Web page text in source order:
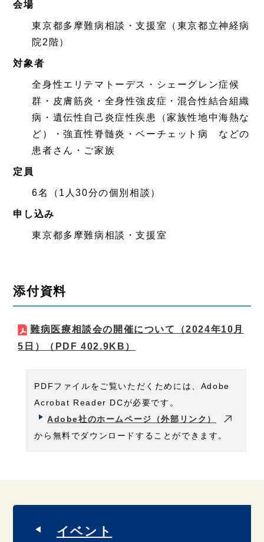
会場
東京都多摩難病相談・支援室（東京都立神経病
院2階）
対象者
全身性エリテマトーデス・シェーグレン症候
群・皮膚筋炎・全身性強皮症・混合性結合組織
病・遺伝性自己炎症性疾患（家族性地中海熱な
ど）・強直性脊髄炎・ベーチェット病 などの
患者さん・ご家族
定員
6名（1人30分の個別相談）
申し込み
東京都多摩難病相談・支援室
添付資料
難病医療相談会の開催について（2024年10月
5日）
（PDF 402.9KB）
PDFファイルをご覧いただくためには、Adobe
Acrobat Reader DCが必要です。
Adobe社のホームページ（外部リンク）
から無料でダウンロードすることができます。
イベント